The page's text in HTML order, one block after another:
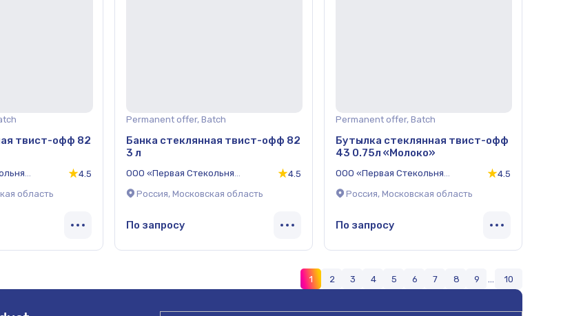
твист-офф 82
4.5
область
Permanent offer, Batch
Банка стеклянная твист-офф 82
3 л
ООО «Первая Стекольня
4.5
Россия, Московская область
По запросу
Permanent offer, Batch
Бутылка стеклянная твист-офф
43 0.75л «Молоко»
ООО «Первая Стекольня
4.5
Россия, Московская область
По запросу
1 2 3 4 5 6 7 8 9 10